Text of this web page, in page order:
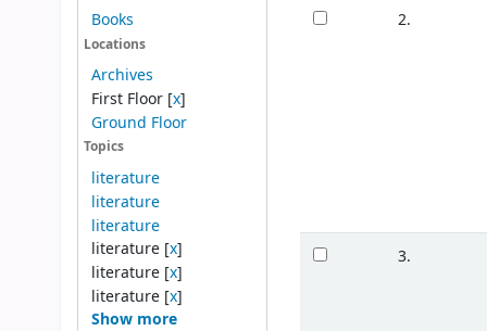
Books
Locations
Archives
First Floor[x]
Ground Floor
Topics
literature
literature
literature
literature[x]
literature[x]
literature[x]
Show more
2.
3.